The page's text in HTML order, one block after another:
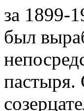
за 1899-
был
пастыря.